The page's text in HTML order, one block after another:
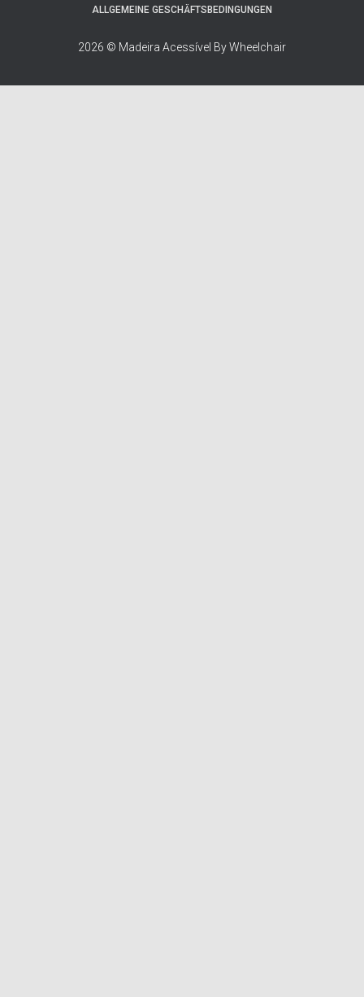
ALLGEMEINE GESCHÄFTSBEDINGUNGEN
2026 © Madeira Acessível By Wheelchair